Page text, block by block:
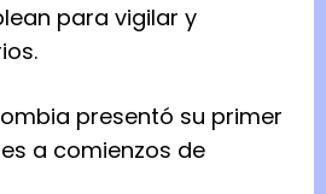
para vigilar y
presentó su primer
a comienzos de